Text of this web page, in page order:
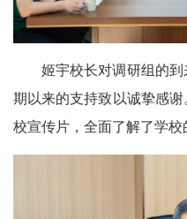
姬宇校长对调研组的
期以来的支持致以诚挚感
校宣传片，全面了解了学校